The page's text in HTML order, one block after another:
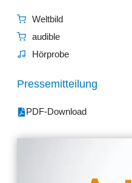
Weltbild
audible
Hörprobe
Pressemitteilung
PDF-Download